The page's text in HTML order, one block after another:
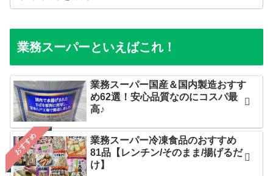
業務スーパーといえばこれ！
業務スーパー国産＆国内製造おすす
め62選！安心品質なのにコスパ最
高♪
おすすめ
業務スーパー冷凍食品のおすすめ
81品【レンチン/そのまま/揚げるだ
け】